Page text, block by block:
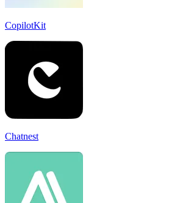
CopilotKit
Chatnest